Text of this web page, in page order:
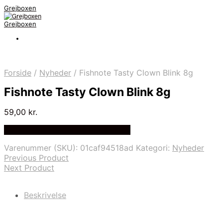
Grejboxen
Grejboxen
Forside / Nyheder / Fishnote Tasty Clown Blink 8g
Fishnote Tasty Clown Blink 8g
59,00 kr.
Varenummer (SKU): 01caf94518ad Kategori: Nyheder
Previous Product
Next Product
Beskrivelse